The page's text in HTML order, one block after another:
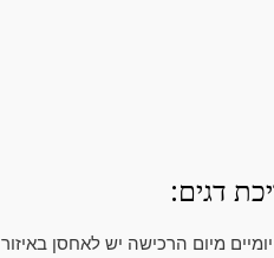
דגים:
מיום הרכישה יש לאחסן